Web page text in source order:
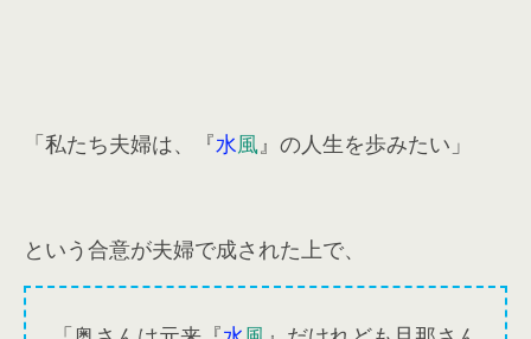
「私たち夫婦は、『水風 』の人生を歩みたい」
という合意が夫婦で成された上で、